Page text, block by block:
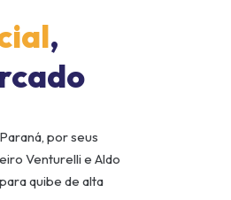
,
por seus
Venturelli e Aldo
quibe de alta